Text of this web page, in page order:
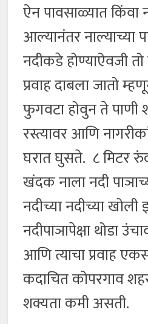
ऐन पावसाळ्यात किंवा
आल्यानंतर नाल्याच्या
नदीकडे होण्याऐवजी तो
प्रवाह दाबला जातो
फुगवटा होवुन ते पाणी
रस्त्यावर आणि
घरात घुसते. ८ मिटर
खंदक नाला नदी
नदीच्या नदीच्या
नदीपाञापेक्षा थोडा
आणि त्याचा प्रवाह
कदाचित कोपरगाव
शक्यता कमी असती.